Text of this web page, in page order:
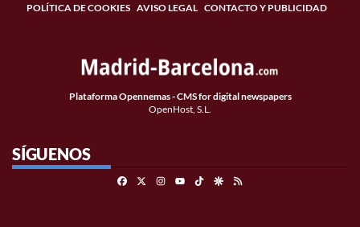
POLÍTICA DE COOKIES AVISO LEGAL CONTACTO Y PUBLICIDAD
Plataforma Opennemas - CMS for digital newspapers
OpenHost, S.L.
SÍGUENOS
FacebookInstagramTikTokGoogle Discover